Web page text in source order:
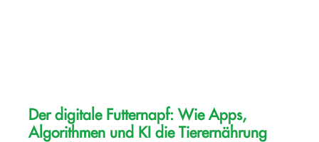
Der digitale Futternapf: Wie Apps,
Algorithmen und KI die Tierernährung